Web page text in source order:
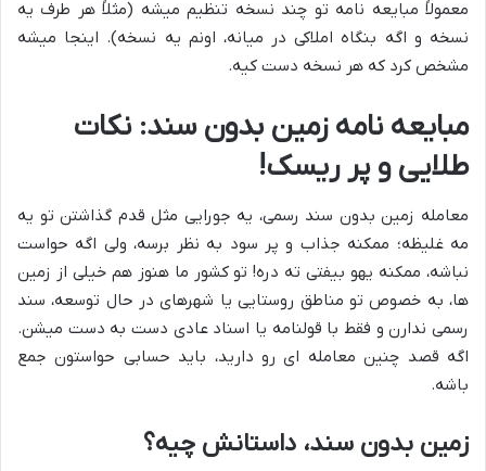
معمولاً مبایعه نامه تو چند نسخه تنظیم میشه (مثلاً هر طرف یه
نسخه و اگه بنگاه املاکی در میانه، اونم یه نسخه). اینجا میشه
مشخص کرد که هر نسخه دست کیه.
مبایعه نامه زمین بدون سند: نکات
طلایی و پر ریسک!
معامله زمین بدون سند رسمی، یه جورایی مثل قدم گذاشتن تو یه
مه غلیظه؛ ممکنه جذاب و پر سود به نظر برسه، ولی اگه حواست
نباشه، ممکنه یهو بیفتی ته دره! تو کشور ما هنوز هم خیلی از زمین
ها، به خصوص تو مناطق روستایی یا شهرهای در حال توسعه، سند
رسمی ندارن و فقط با قولنامه یا اسناد عادی دست به دست میشن.
اگه قصد چنین معامله ای رو دارید، باید حسابی حواستون جمع
باشه.
زمین بدون سند، داستانش چیه؟